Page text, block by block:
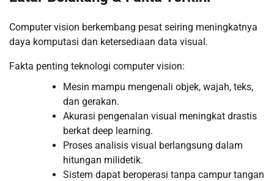
Computer vision berkembang pesat seiring meningkatnya
daya komputasi dan ketersediaan data visual.
Fakta penting teknologi computer vision:
Mesin mampu mengenali objek, wajah, teks,
dan gerakan.
Akurasi pengenalan visual meningkat drastis
berkat deep learning.
Proses analisis visual berlangsung dalam
hitungan milidetik.
Sistem dapat beroperasi tanpa campur tangan